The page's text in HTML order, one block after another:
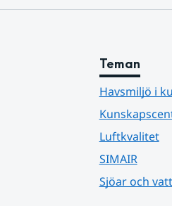
Teman
Havsmiljö i
Luftkvalitet
SIMAIR
Sjöar och